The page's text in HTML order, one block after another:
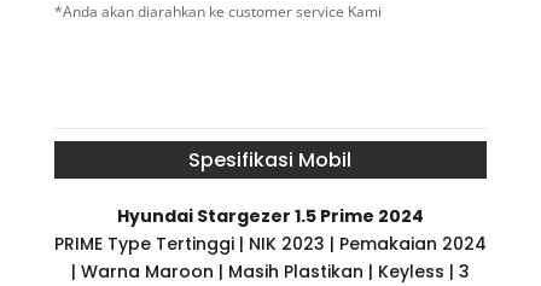
*Anda akan diarahkan ke customer service Kami
Spesifikasi Mobil
Hyundai Stargezer 1.5 Prime 2024
PRIME Type Tertinggi | NIK 2023 | Pemakaian 2024
| Warna Maroon | Masih Plastikan | Keyless | 3